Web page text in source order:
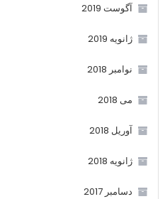
آگوست 2019
ژانویه 2019
نوامبر 2018
می 2018
آوریل 2018
ژانویه 2018
دسامبر 2017